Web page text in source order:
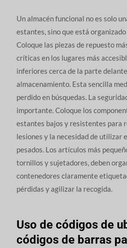
Un almacén funcional no es solo
estantes, sino que está
Coloque las piezas de repuesto
críticas en los lugares más
inferiores cerca de la parte
almacenamiento. Esta sencilla
perdido en búsquedas. La
importante. Coloque los
estantes bajos y resistentes para
lesiones y la necesidad de utilizar
pesados. Los artículos más
tornillos y sujetadores, deben
contenedores claramente
pérdidas y agilizar la recogida.
Uso de códigos de
códigos de barras